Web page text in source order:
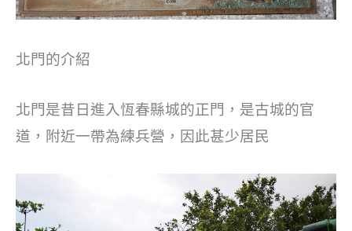
北門的介紹
北門是昔日進入恆春縣城的正門，是古城的官
道，附近一帶為練兵營，因此甚少居民